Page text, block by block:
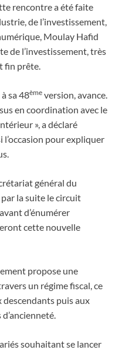
rencontre a été faite
de l’investissement,
Moulay Hafid
de l’investissement, très
fin prête.
sa 48ème version, avance.
en coordination avec le
», a déclaré
l’occasion pour expliquer
général du
la suite le circuit
d’énumérer
cette nouvelle
propose une
un régime fiscal, ce
puis aux
souhaitant se lancer